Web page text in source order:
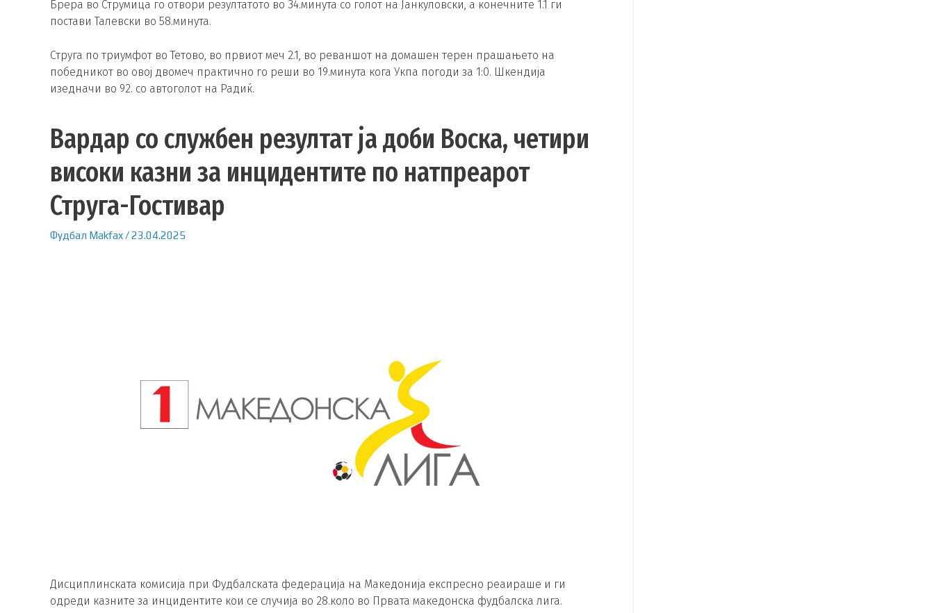
Брера во Струмица го отвори резултатото во 34.минута со голот на Јанкуловски, а конечните 1.1 ги
постави Талевски во 58.минута.
Струга по триумфот во Тетово, во првиот меч 2.1, во реваншот на домашен терен прашањето на
победникот во овој двомеч практично го реши во 19.минута кога Укпа погоди за 1:0. Шкендија
изедначи во 92. со автоголот на Радиќ.
Вардар со службен резултат ја доби Воска, четири
високи казни за инцидентите по натпреарот
Струга-Гостивар
Фудбал Makfax/23.04.2025
Дисциплинската комисија при Фудбалската федерација на Македонија експресно реаираше и ги
одреди казните за инцидентите кои се случија во 28.коло во Првата македонска фудбалска лига.